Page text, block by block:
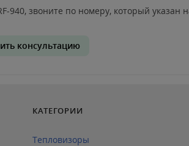
звоните по номеру, который указан
консультацию
КАТЕГОРИИ
Тепловизоры